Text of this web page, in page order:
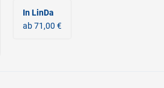
In LinDa
ab 71,00 €